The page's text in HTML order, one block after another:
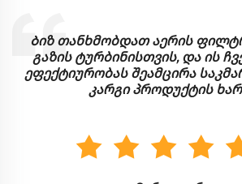
Გართულებული ფილტრი
მუშაობს ძალიან კარგად. ის
მცირე ნაწილაკებს, და ჩვენ
განხილვად განვაცნობთ დიდ